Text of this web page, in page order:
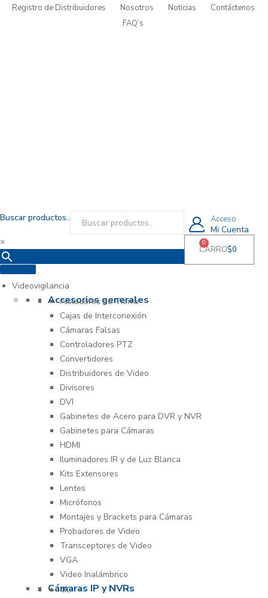
Registro de Distribuidores Nosotros Noticias
Contáctenos
FAQ’s
Buscar productos..
×
Acceso
Mi Cuenta
$0
0
CARRO
Videovigilancia
Accesorios generales
Aisladores de Tierra
Cajas de Interconexión
Cámaras Falsas
Controladores PTZ
Convertidores
Distribuidores de Video
Divisores
DVI
Gabinetes de Acero para DVR y NVR
Gabinetes para Cámaras
HDMI
Iluminadores IR y de Luz Blanca
Kits Extensores
Lentes
Micrófonos
Montajes y Brackets para Cámaras
Probadores de Video
Transceptores de Video
VGA
Video Inalámbrico
Cámaras IP y NVRs
4K